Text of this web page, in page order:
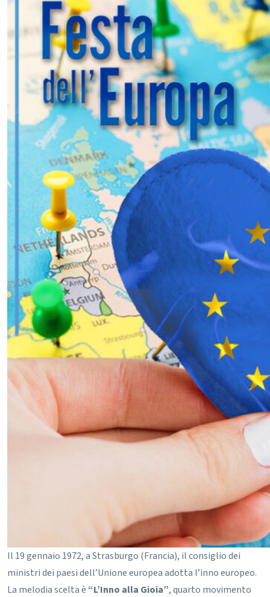
Il 19 gennaio 1972, a Strasburgo (Francia), il consiglio dei
ministri dei paesi dell’Unione europea adotta l’inno europeo.
La melodia scelta è “L’Inno alla Gioia”, quarto movimento